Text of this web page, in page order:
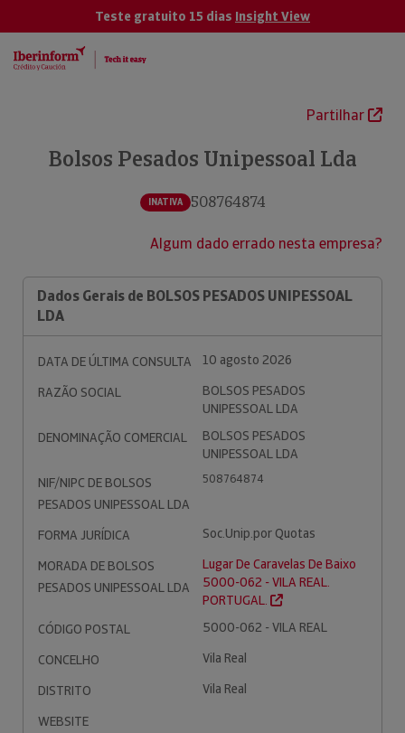
Teste gratuito 15 dias Insight View
Partilhar
Bolsos Pesados Unipessoal Lda
INATIVA 508764874
Algum dado errado nesta empresa?
Dados Gerais de BOLSOS PESADOS UNIPESSOAL
LDA
DATA DE ÚLTIMA CONSULTA
10 agosto 2026
RAZÃO SOCIAL
BOLSOS PESADOS
UNIPESSOAL LDA
DENOMINAÇÃO COMERCIAL
BOLSOS PESADOS
UNIPESSOAL LDA
NIF/NIPC DE BOLSOS
PESADOS UNIPESSOAL LDA
508764874
FORMA JURÍDICA
Soc.Unip.por Quotas
MORADA DE BOLSOS
PESADOS UNIPESSOAL LDA
Lugar De Caravelas De Baixo
5000-062 - VILA REAL.
PORTUGAL.
CÓDIGO POSTAL
5000-062 - VILA REAL
CONCELHO
Vila Real
DISTRITO
Vila Real
WEBSITE